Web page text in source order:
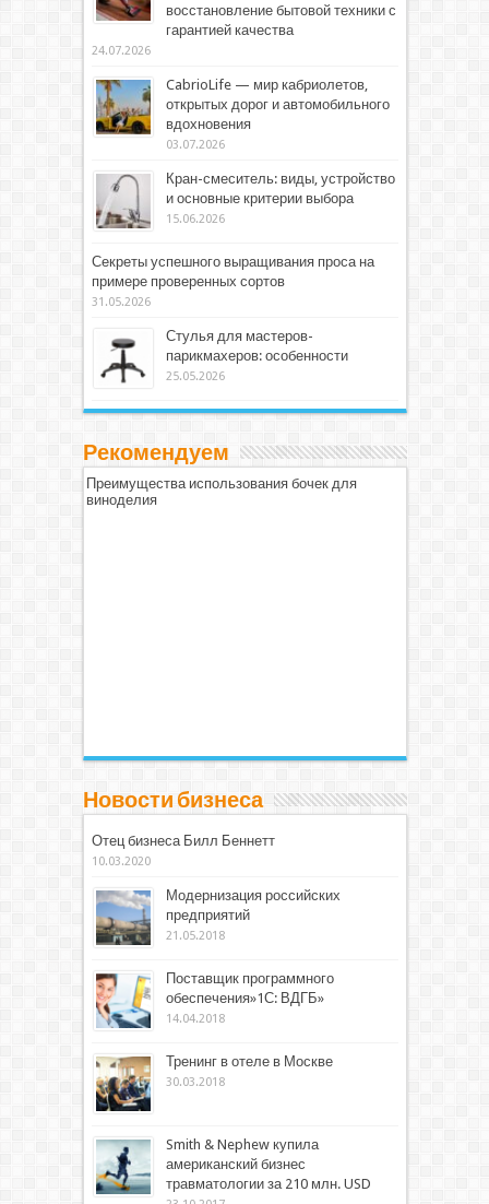
восстановление бытовой техники с
гарантией качества
24.07.2026
CabrioLife — мир кабриолетов,
открытых дорог и автомобильного
вдохновения
03.07.2026
Кран-смеситель: виды, устройство
и основные критерии выбора
15.06.2026
Секреты успешного выращивания проса на
примере проверенных сортов
31.05.2026
Стулья для мастеров-
парикмахеров: особенности
25.05.2026
Рекомендуем
Преимущества использования бочек для
виноделия
Новости бизнеса
Отец бизнеса Билл Беннетт
10.03.2020
Модернизация российских
предприятий
21.05.2018
Поставщик программного
обеспечения»1С: ВДГБ»
14.04.2018
Тренинг в отеле в Москве
30.03.2018
Smith & Nephew купила
американский бизнес
травматологии за 210 млн. USD